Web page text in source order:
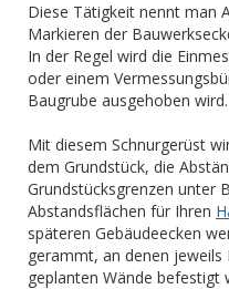
Diese Tätigkeit nennt man
Markieren der
In der Regel wird die
oder einem
Baugrube ausgehoben wird.
Mit diesem Schnurgerüst
dem Grundstück, die
Grundstücksgrenzen unter
Abstandsflächen für Ihren
späteren Gebäudeecken
gerammt, an denen
geplanten Wände befestigt